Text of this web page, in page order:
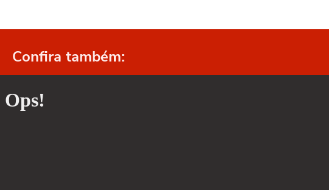
Confira também: